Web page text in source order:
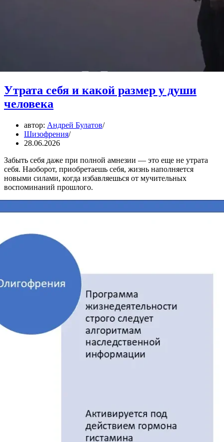
Утрата себя и какой размер у души
человека
автор: Андрей Булатов
Шизофрения
28.06.2026
Забыть себя даже при полной амнезии — это еще не утрата
себя. Наоборот, приобретаешь себя, жизнь наполняется
новыми силами, когда избавляешься от мучительных
воспоминаний прошлого.